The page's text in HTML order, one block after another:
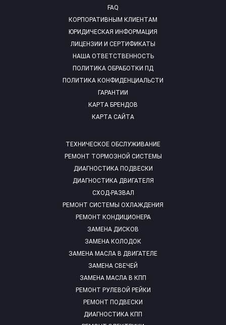
FAQ
ТЕХНИЧЕСКОЕ ОБСЛУЖИВАНИЕ
РЕМОНТ ТОРМОЗНОЙ СИСТЕМЫ
ДИАГНОСТИКА ПОДВЕСКИ
ДИАГНОСТИКА ДВИГАТЕЛЯ
СХОД-РАЗВАЛ
РЕМОНТ СИСТЕМЫ ОХЛАЖДЕНИЯ
РЕМОНТ КОНДИЦИОНЕРА
ЗАМЕНА ДИСКОВ
ЗАМЕНА КОЛОДОК
ЗАМЕНА МАСЛА В ДВИГАТЕЛЕ
ЗАМЕНА СВЕЧЕЙ
ЗАМЕНА МАСЛА В КПП
РЕМОНТ РУЛЕВОЙ РЕЙКИ
РЕМОНТ ПОДВЕСКИ
ДИАГНОСТИКА КПП
КОРПОРАТИВНЫМ КЛИЕНТАМ
ЮРИДИЧЕСКАЯ ИНФОРМАЦИЯ
ЛИЦЕНЗИИ И СЕРТИФИКАТЫ
НАША ОТВЕТСТВЕННОСТЬ
ПОЛИТИКА ОБРАБОТКИ ПД
ПОЛИТИКА КОНФИДЕНЦИАЛЬСТИ
ГАРАНТИИ
КАРТА БРЕНДОВ
КАРТА САЙТА